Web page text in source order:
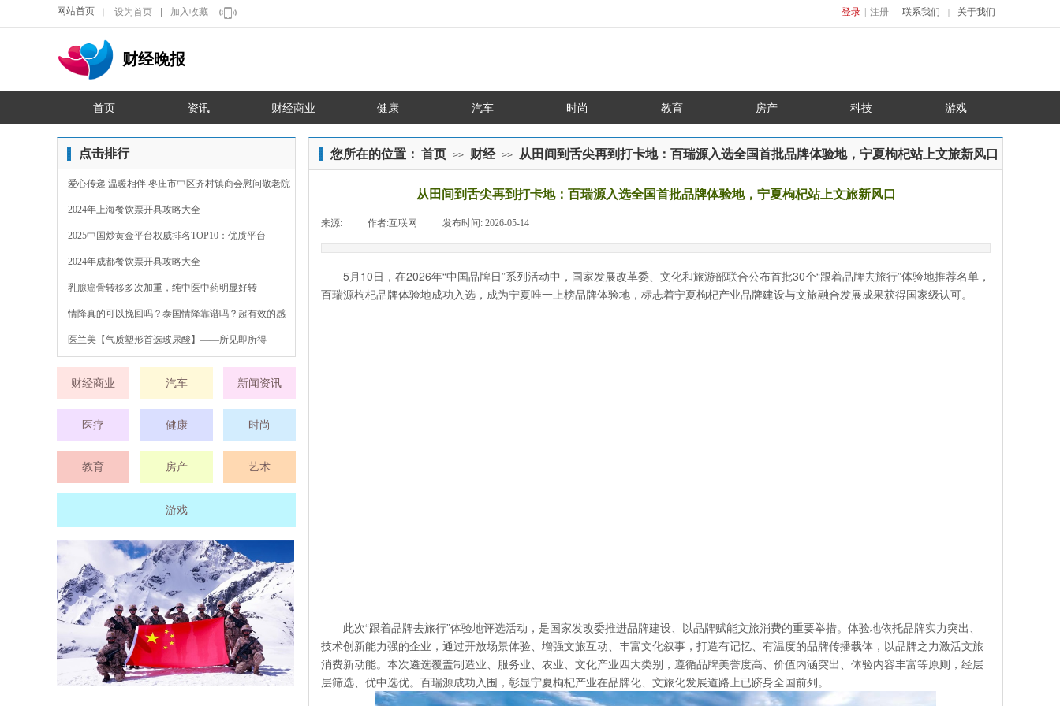
登录 注册
网站首页 设为首页 加入收藏 联系我们 关于我们
财经晚报
首页 资讯 财经商业 健康 汽车 时尚 教育 房产 科技 游戏
点击排行 您所在的位置： 首页 >> 财经 >> 从田间到舌尖再到打卡地：百瑞源入选全国首批品牌体验地，宁夏枸杞站上文旅新风口
从田间到舌尖再到打卡地：百瑞源入选全国首批品牌体验地，宁夏枸杞站上文旅新风口
来源: 作者:互联网 发布时间: 2026-05-14
5月10日，在2026年“中国品牌日”系列活动中，国家发展改革委、文化和旅游部联合公布首批30个“跟着品牌去旅行”体验地推荐名单，
百瑞源枸杞品牌体验地成功入选，成为宁夏唯一上榜品牌体验地，标志着宁夏枸杞产业品牌建设与文旅融合发展成果获得国家级认可。
此次“跟着品牌去旅行”体验地评选活动，是国家发改委推进品牌建设、以品牌赋能文旅消费的重要举措。体验地依托品牌实力突出、
技术创新能力强的企业，通过开放场景体验、增强文旅互动、丰富文化叙事，打造有记忆、有温度的品牌传播载体，以品牌之力激活文旅
消费新动能。本次遴选覆盖制造业、服务业、农业、文化产业四大类别，遵循品牌美誉度高、价值内涵突出、体验内容丰富等原则，经层
层筛选、优中选优。百瑞源成功入围，彰显宁夏枸杞产业在品牌化、文旅化发展道路上已跻身全国前列。
爱心传递 温暖相伴 枣庄市中区齐村镇商会慰问敬老院
2024年上海餐饮票开具攻略大全
2025中国炒黄金平台权威排名TOP10：优质平台
2024年成都餐饮票开具攻略大全
乳腺癌骨转移多次加重，纯中医中药明显好转
情降真的可以挽回吗？泰国情降靠谱吗？超有效的感
情裂
医兰美【气质塑形首选玻尿酸】——所见即所得
财经商业 新闻资讯
汽车
健康
医疗 时尚
教育 房产 艺术
游戏